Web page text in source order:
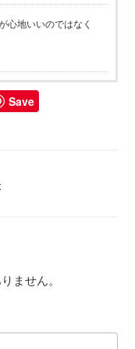
心地いいのではなく
Save
ません。